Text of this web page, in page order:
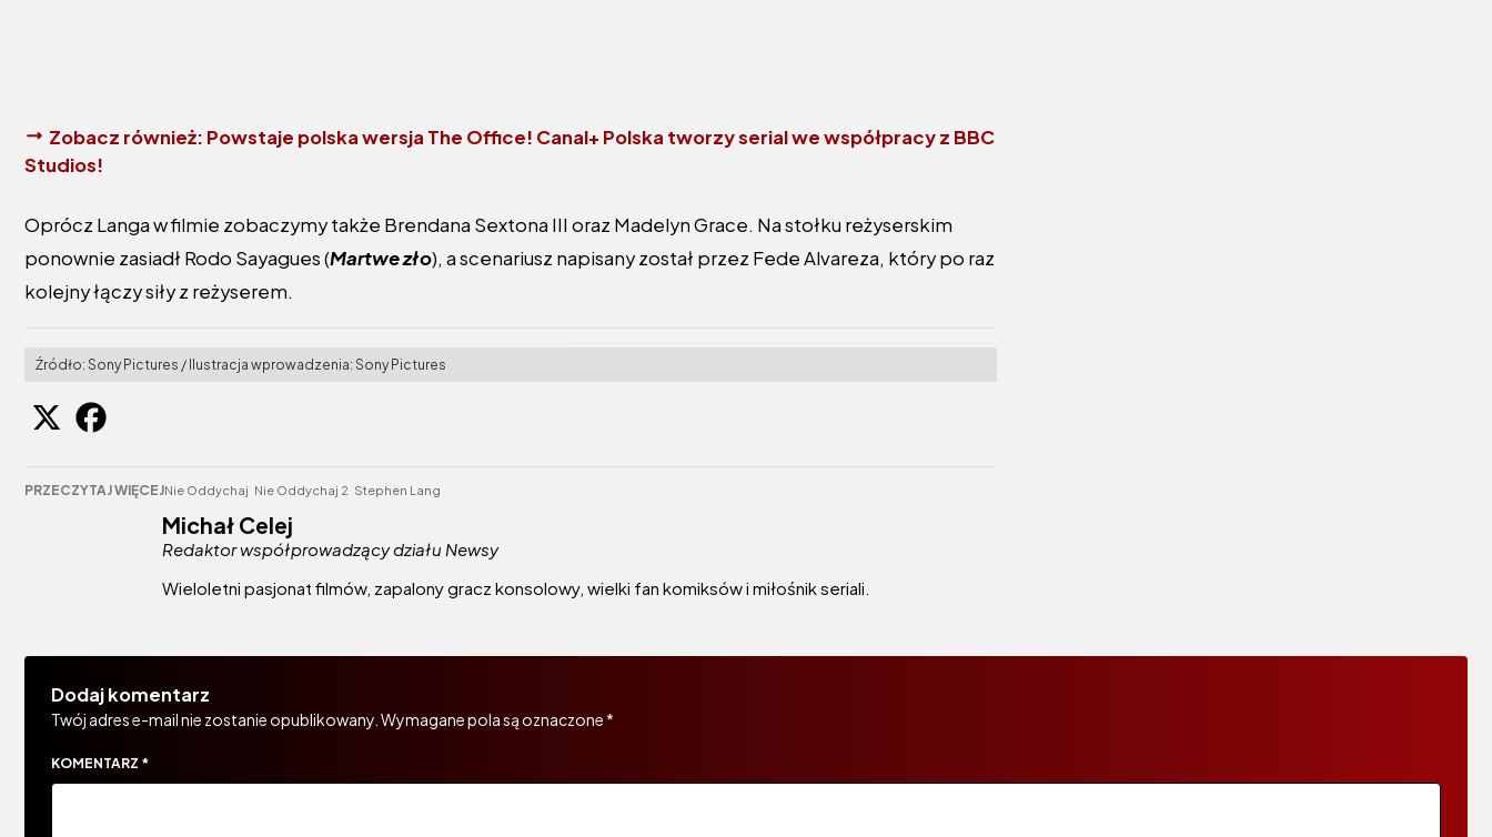
Zobacz również: Powstaje polska wersja The Office! Canal+ Polska tworzy serial we współpracy z BBC
Studios!
Oprócz Langa w filmie zobaczymy także Brendana Sextona III oraz Madelyn Grace. Na stołku reżyserskim
ponownie zasiadł Rodo Sayagues (Martwe zło), a scenariusz napisany został przez Fede Alvareza, który po raz
kolejny łączy siły z reżyserem.
Źródło: Sony Pictures / Ilustracja wprowadzenia: Sony Pictures
PRZECZYTAJ WIĘCEJNie Oddychaj Nie Oddychaj 2 Stephen Lang
Michał Celej
Redaktor współprowadzący działu Newsy
Wieloletni pasjonat filmów, zapalony gracz konsolowy, wielki fan komiksów i miłośnik seriali.
Dodaj komentarz
Twój adres e-mail nie zostanie opublikowany. Wymagane pola są oznaczone *
KOMENTARZ *